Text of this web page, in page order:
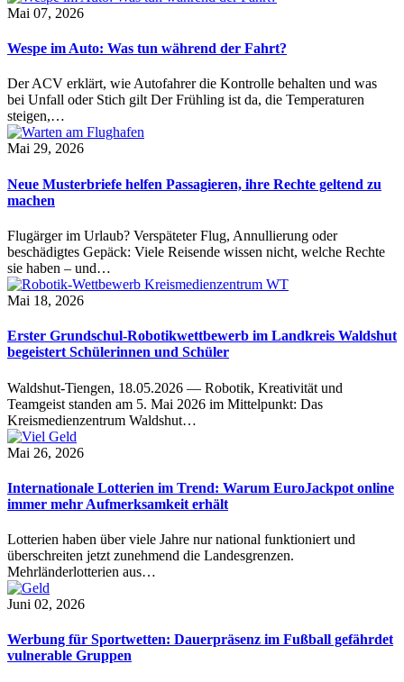
Mai 07, 2026
Wespe im Auto: Was tun während der Fahrt?
Der ACV erklärt, wie Autofahrer die Kontrolle behalten und was
bei Unfall oder Stich gilt Der Frühling ist da, die Temperaturen
steigen,…
Mai 29, 2026
Neue Musterbriefe helfen Passagieren, ihre Rechte geltend zu
machen
Flugärger im Urlaub? Verspäteter Flug, Annullierung oder
beschädigtes Gepäck: Viele Reisende wissen nicht, welche Rechte
sie haben – und…
Mai 18, 2026
Erster Grundschul-Robotikwettbewerb im Landkreis Waldshut
begeistert Schülerinnen und Schüler
Waldshut-Tiengen, 18.05.2026 — Robotik, Kreativität und
Teamgeist standen am 5. Mai 2026 im Mittelpunkt: Das
Kreismedienzentrum Waldshut…
Mai 26, 2026
Internationale Lotterien im Trend: Warum EuroJackpot online
immer mehr Aufmerksamkeit erhält
Lotterien haben über viele Jahre nur national funktioniert und
überschreiten jetzt zunehmend die Landesgrenzen.
Mehrländerlotterien aus…
Juni 02, 2026
Werbung für Sportwetten: Dauerpräsenz im Fußball gefährdet
vulnerable Gruppen